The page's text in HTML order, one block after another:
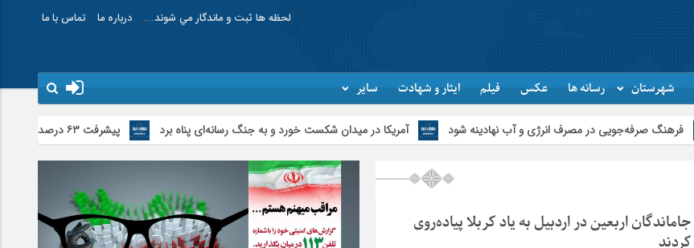
لحظه ها ثبت و ماندگار مي شوند… درباره ما تماس با ما
شهرستان رسانه ها عکس فیلم ایثار و شهادت سایر
در مصرف انرژی و آب نهادینه شود آمریکا در میدان شکست خورد و به جنگ رسانه‌ای پناه برد پیشرفت ۶۳ درصدی پروژه احداث کمربندی خلخال
جاماندگان اربعین در اردبیل به یاد کربلا پیاده‌روی
کردند